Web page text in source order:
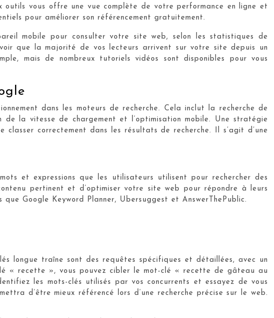
vous offre une vue complète de votre performance en ligne et
pour améliorer son référencement gratuitement.
mobile pour consulter votre site web, selon les statistiques de
que la majorité de vos lecteurs arrivent sur votre site depuis un
mais de nombreux tutoriels vidéos sont disponibles pour vous
dans les moteurs de recherche. Cela inclut la recherche de
de la vitesse de chargement et l’optimisation mobile. Une stratégie
correctement dans les résultats de recherche. Il s’agit d’une
et expressions que les utilisateurs utilisent pour rechercher des
pertinent et d’optimiser votre site web pour répondre à leurs
Google Keyword Planner, Ubersuggest et AnswerThePublic.
longue traîne sont des requêtes spécifiques et détaillées, avec un
« recette », vous pouvez cibler le mot-clé « recette de gâteau au
les mots-clés utilisés par vos concurrents et essayez de vous
d’être mieux référencé lors d’une recherche précise sur le web.